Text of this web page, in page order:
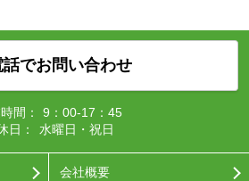
話でお問い合わせ
間：
9：00-17：45
日：
水曜日・祝日
会社概要